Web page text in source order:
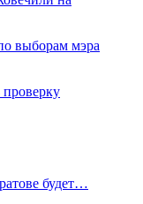
выборам мэра
будет…